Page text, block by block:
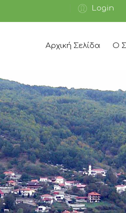
Login
Αρχική Σελίδα Ο